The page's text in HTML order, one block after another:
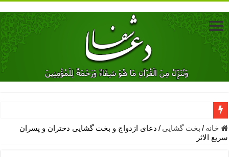
دعای جلب محبت فوری معشوق – دعای جلب محبت شوهر
دعای مشکل گشا برای رفع فقر – ذکرهای روزی‌ بخش
خانه / بخت گشایی / دعای ازدواج و بخت گشایی دختران و پسران
سریع الاثر